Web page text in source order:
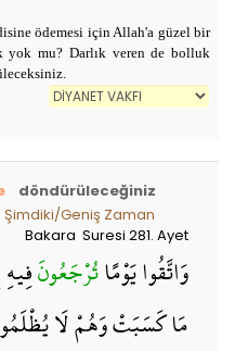
ödemesi için Allah'a güzel bir
yok mu? Darlık veren de bolluk
döndürüleceğiniz
Şimdiki/Geniş Zaman
Bakara Suresi 281. Ayet
وَاتَّقُوا يَوْمًاتُرْجَعُونَ
مَا كَسَبَتْ وَهُمْ لَا